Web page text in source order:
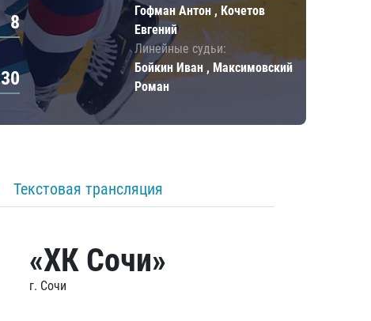
8
30
Гофман Антон , Кочетов
Евгений
Линейные судьи:
Бойкин Иван , Максимовский
Роман
Текстовая трансляция
«ХК Сочи»
г. Сочи